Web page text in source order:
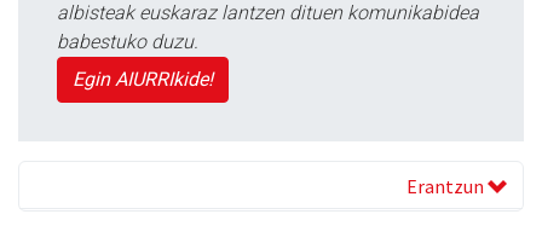
albisteak euskaraz lantzen dituen komunikabidea
babestuko duzu.
Egin AIURRIkide!
Erantzun